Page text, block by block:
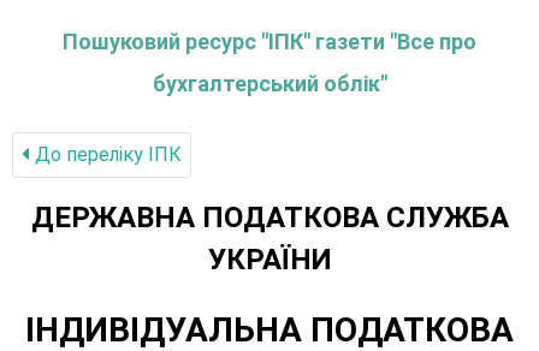
Пошуковий ресурс "ІПК" газети "Все про
бухгалтерський облік"
До переліку IПК
ДЕРЖАВНА ПОДАТКОВА СЛУЖБА
УКРАЇНИ
ІНДИВІДУАЛЬНА ПОДАТКОВА